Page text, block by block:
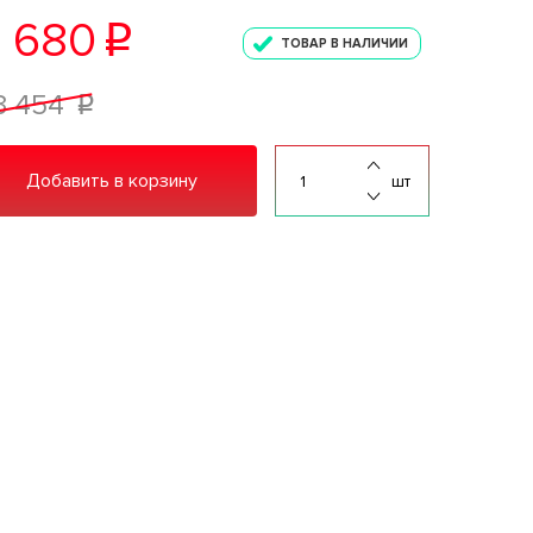
680 p ТОВАР В НАЛИЧИИ
454 p
Добавить в корзину шт